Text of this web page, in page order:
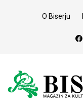
O Biserju